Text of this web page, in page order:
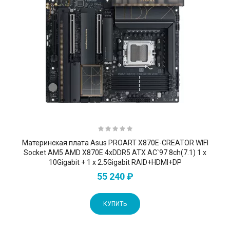
Материнская плата Asus PROART X870E-CREATOR WIFI
Socket AM5 AMD X870E 4xDDR5 ATX AC`97 8ch(7.1) 1 x
10Gigabit + 1 x 2.5Gigabit RAID+HDMI+DP
55 240 ₽
КУПИТЬ